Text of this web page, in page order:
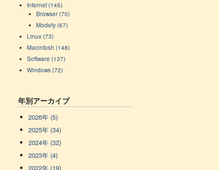
Internet (145)
Browser (70)
Modefy (67)
Linux (73)
Macintosh (148)
Software (137)
Windows (72)
年別アーカイブ
2026年 (5)
2025年 (34)
2024年 (32)
2023年 (4)
2022年 (19)